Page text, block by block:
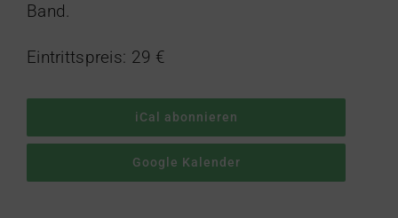
Band.
Eintrittspreis: 29 €
iCal abonnieren
Google Kalender